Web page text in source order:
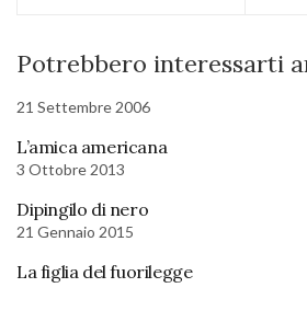
Potrebbero interessarti
21 Settembre 2006
L’amica americana
3 Ottobre 2013
Dipingilo di nero
21 Gennaio 2015
La figlia del fuorilegge